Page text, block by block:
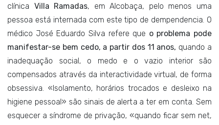
clínica Villa Ramadas, em Alcobaça, pelo menos uma
pessoa está internada com este tipo de dempendencia. O
médico José Eduardo Silva refere que o problema pode
manifestar-se bem cedo, a partir dos 11 anos, quando a
inadequação social, o medo e o vazio interior são
compensados através da interactividade virtual, de forma
obsessiva. «Isolamento, horários trocados e desleixo na
higiene pessoal» são sinais de alerta a ter em conta. Sem
esquecer a síndrome de privação, «quando ficar sem net,